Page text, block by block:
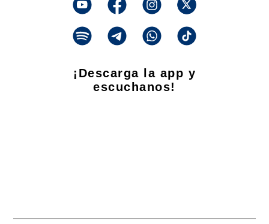
¡Descarga la app y
escuchanos!